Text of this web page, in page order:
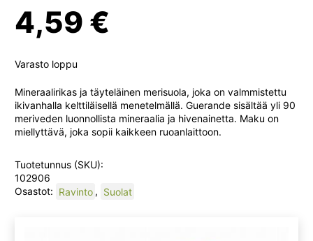
4,59 €
Varasto loppu
Mineraalirikas ja täyteläinen merisuola, joka on valmmistettu
ikivanhalla kelttiläisellä menetelmällä. Guerande sisältää yli 90
meriveden luonnollista mineraalia ja hivenainetta. Maku on
miellyttävä, joka sopii kaikkeen ruoanlaittoon.
Tuotetunnus (SKU):
102906
Osastot: Ravinto , Suolat